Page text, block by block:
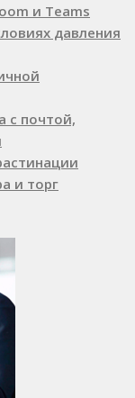
и Teams
давления
с почтой,
и торг